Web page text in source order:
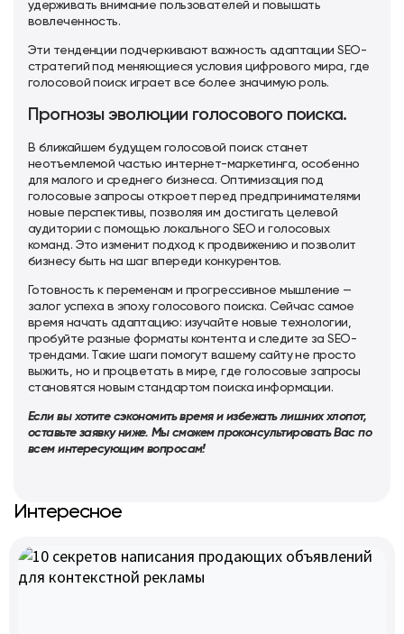
удерживать внимание пользователей и повышать
вовлеченность.
Эти тенденции подчеркивают важность адаптации SEO-
стратегий под меняющиеся условия цифрового мира, где
голосовой поиск играет все более значимую роль.
Прогнозы эволюции голосового поиска.
В ближайшем будущем голосовой поиск станет
неотъемлемой частью интернет-маркетинга, особенно
для малого и среднего бизнеса. Оптимизация под
голосовые запросы откроет перед предпринимателями
новые перспективы, позволяя им достигать целевой
аудитории с помощью локального SEO и голосовых
команд. Это изменит подход к продвижению и позволит
бизнесу быть на шаг впереди конкурентов.
Готовность к переменам и прогрессивное мышление —
залог успеха в эпоху голосового поиска. Сейчас самое
время начать адаптацию: изучайте новые технологии,
пробуйте разные форматы контента и следите за SEO-
трендами. Такие шаги помогут вашему сайту не просто
выжить, но и процветать в мире, где голосовые запросы
становятся новым стандартом поиска информации.
Если вы хотите сэкономить время и избежать лишних хлопот,
оставьте заявку ниже. Мы сможем проконсультировать Вас по
всем интересующим вопросам!
Интересное